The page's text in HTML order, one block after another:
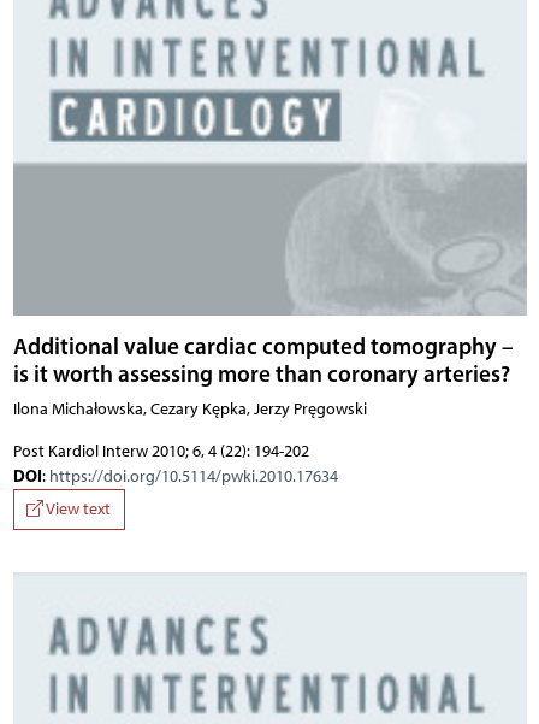
Additional value cardiac computed tomography –
is it worth assessing more than coronary arteries?
Ilona Michałowska, Cezary Kępka, Jerzy Pręgowski
Post Kardiol Interw 2010; 6, 4 (22): 194-202
DOI: https://doi.org/10.5114/pwki.2010.17634
View text